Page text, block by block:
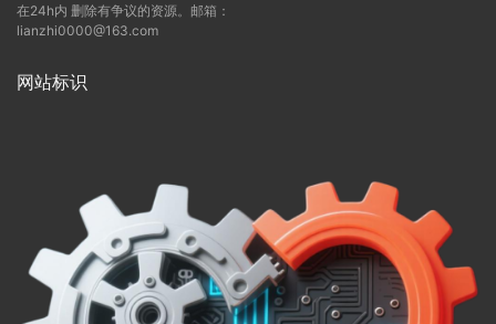
在24h内 删除有争议的资源。邮箱：
lianzhi0000@163.com
网站标识